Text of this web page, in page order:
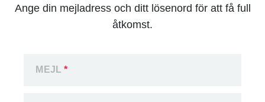
Ange din mejladress och ditt lösenord för att få full
åtkomst.
MEJL*